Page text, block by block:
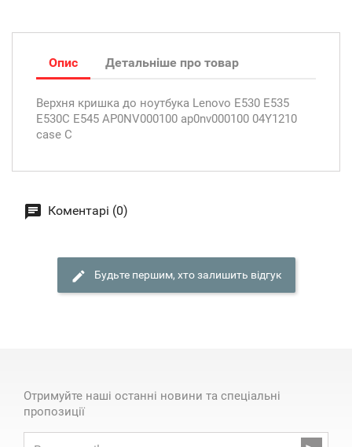
Опис Детальніше про товар
Верхня кришка до ноутбука Lenovo E530 E535
E530C E545 AP0NV000100 ap0nv000100 04Y1210
case C
Коментарі (0)
Будьте першим, хто залишить відгук
Отримуйте наші останні новини та спеціальні
пропозиції